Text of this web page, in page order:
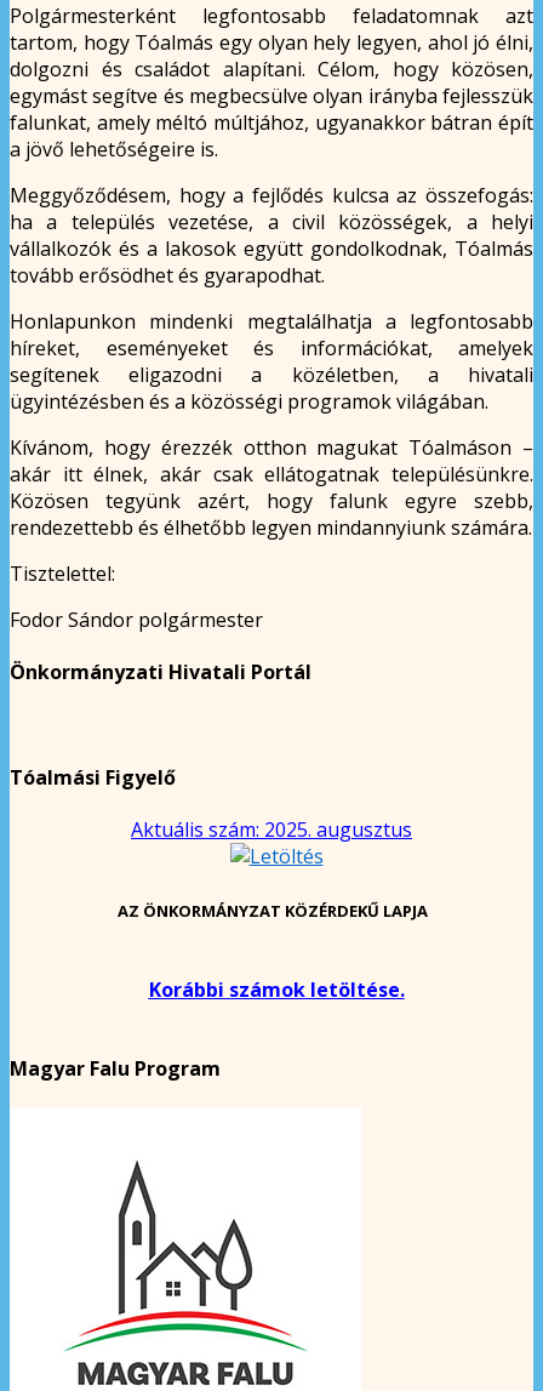
Polgármesterként legfontosabb feladatomnak azt
tartom, hogy Tóalmás egy olyan hely legyen, ahol jó élni,
dolgozni és családot alapítani. Célom, hogy közösen,
egymást segítve és megbecsülve olyan irányba fejlesszük
falunkat, amely méltó múltjához, ugyanakkor bátran épít
a jövő lehetőségeire is.
Meggyőződésem, hogy a fejlődés kulcsa az összefogás:
ha a település vezetése, a civil közösségek, a helyi
vállalkozók és a lakosok együtt gondolkodnak, Tóalmás
tovább erősödhet és gyarapodhat.
Honlapunkon mindenki megtalálhatja a legfontosabb
híreket, eseményeket és információkat, amelyek
segítenek eligazodni a közéletben, a hivatali
ügyintézésben és a közösségi programok világában.
Kívánom, hogy érezzék otthon magukat Tóalmáson –
akár itt élnek, akár csak ellátogatnak településünkre.
Közösen tegyünk azért, hogy falunk egyre szebb,
rendezettebb és élhetőbb legyen mindannyiunk számára.
Tisztelettel:
Fodor Sándor polgármester
Önkormányzati Hivatali Portál
Tóalmási Figyelő
Aktuális szám: 2025. augusztus
AZ ÖNKORMÁNYZAT KÖZÉRDEKŰ LAPJA
Korábbi számok letöltése.
Magyar Falu Program